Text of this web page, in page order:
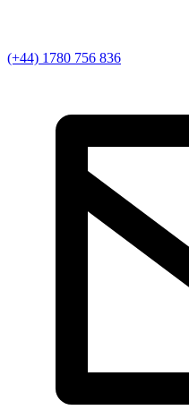
(+44) 1780 756 836